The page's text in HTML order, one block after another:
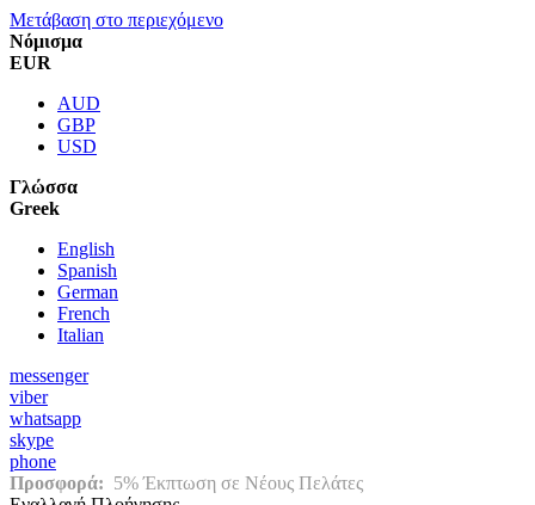
Μετάβαση στο περιεχόμενο
Νόμισμα
EUR
AUD
GBP
USD
Γλώσσα
Greek
English
Spanish
German
French
Italian
messenger
viber
whatsapp
skype
phone
Προσφορά: 5% Έκπτωση σε Νέους Πελάτες